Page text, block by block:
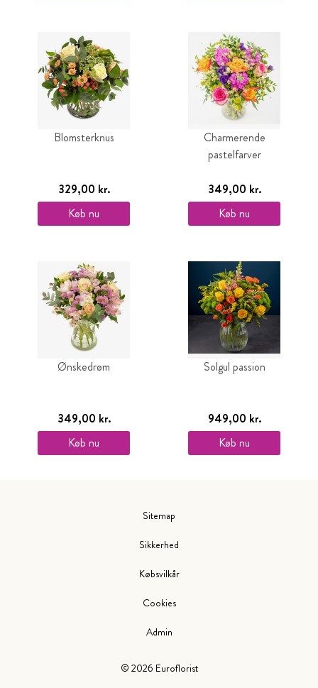
Blomsterknus
329,00 kr.
Køb nu
Charmerende
pastelfarver
349,00 kr.
Køb nu
Ønskedrøm
349,00 kr.
Køb nu
Solgul passion
949,00 kr.
Køb nu
© 2026 Euroflorist
Sitemap
Sikkerhed
Købsvilkår
Cookies
Admin